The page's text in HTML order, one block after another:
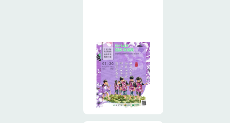
間：𝟭𝟲：
𝟬𝟬-𝟭𝟳：𝟬𝟬
之間»»《惡魔
山任務》劇情
大綱：什麼都
報到｜30
份）・下午場
13:20－
16:00（13:20
報到｜30
與客庄飲食記
憶，透過動手
做與互動遊
戲，認識酸
菜、福菜背後
的文化意涵。